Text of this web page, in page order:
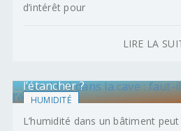
d’intérêt pour
LIRE LA
HUMIDITÉ
l’étancher ?
L’humidité dans un bâtiment